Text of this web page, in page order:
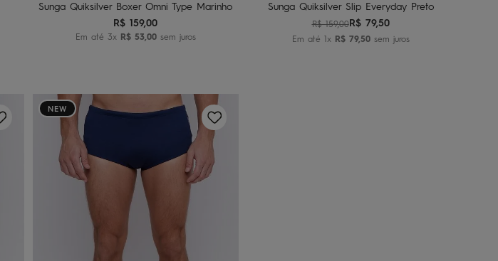
Sunga Quiksilver Boxer Omni Type Marinho
R$ 159,00
Em até 3x R$ 53,00sem juros
Sunga Quiksilver Slip Everyday Preto
R$ 159,00R$ 79,50
Em até 1x R$ 79,50sem juros
NEW